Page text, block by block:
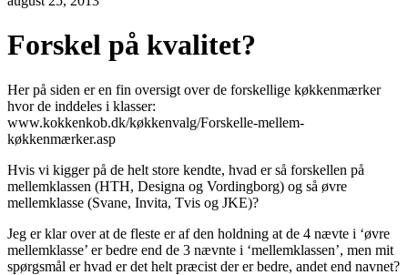
Forskel på kvalitet?
Her på siden er en fin oversigt over de forskellige køkkenmærker
hvor de inddeles i klasser:
www.kokkenkob.dk/køkkenvalg/Forskelle-mellem-
køkkenmærker.asp
Hvis vi kigger på de helt store kendte, hvad er så forskellen på
mellemklassen (HTH, Designa og Vordingborg) og så øvre
mellemklasse (Svane, Invita, Tvis og JKE)?
Jeg er klar over at de fleste er af den holdning at de 4 nævte i ‘øvre
mellemklasse’ er bedre end de 3 nævnte i ‘mellemklassen’, men mit
spørgsmål er hvad er det helt præcist der er bedre, andet end navnet?